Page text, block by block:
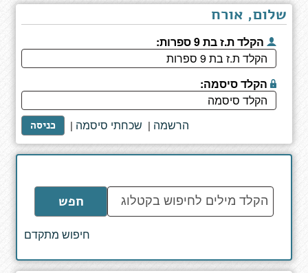
שלום, אורח
הקלד ת.ז בת 9 ספרות:
הקלד סיסמה:
כניסה | שכחתי סיסמה | הרשמה
הקלד
מילים
לחיפוש
חפש
חיפוש מתקדם